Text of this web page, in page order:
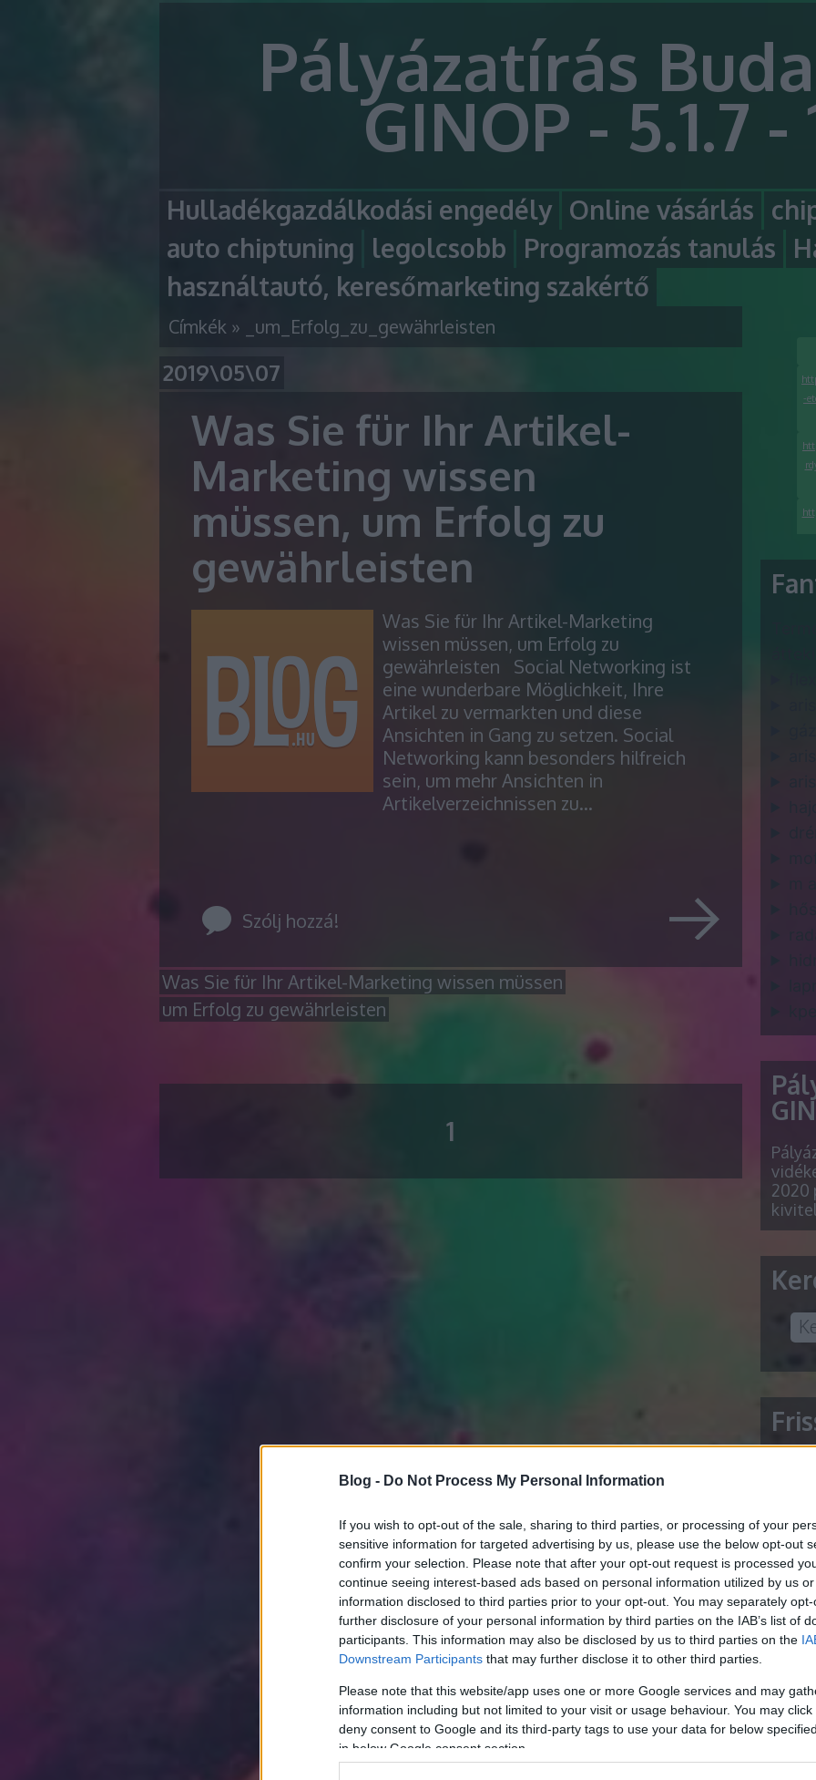
Blog - Do Not Process My Personal Information
If you wish to opt-out of the sale, sharing to third parties, or processing of your
sensitive information for targeted advertising by us, please use the below opt-out
confirm your selection. Please note that after your opt-out request is processed
continue seeing interest-based ads based on personal information utilized by us
information disclosed to third parties prior to your opt-out. You may separately
further disclosure of your personal information by third parties on the IAB’s list of
participants. This information may also be disclosed by us to third parties on the
Downstream Participants that may further disclose it to other third parties.
Please note that this website/app uses one or more Google services and may
information including but not limited to your visit or usage behaviour. You may
deny consent to Google and its third-party tags to use your data for below
in below Google consent section.
Pályázatírás
GINOP - 5.1.7 -
Hulladékgazdálkodási engedély Online vásárlás
auto chiptuning
legolcsobb Programozás tanulás
használtautó, keresőmarketing szakértő
Címkék » _um_Erfolg_zu_gewährleisten
2019\05\07
Was Sie für Ihr Artikel-
Marketing wissen
müssen, um Erfolg zu
gewährleisten
Was Sie für Ihr Artikel-Marketing
wissen müssen, um Erfolg zu
gewährleisten Social Networking ist
eine wunderbare Möglichkeit, Ihre
Artikel zu vermarkten und diese
Ansichten in Gang zu setzen. Social
Networking kann besonders hilfreich
sein, um mehr Ansichten in
Artikelverzeichnissen zu…
Szólj hozzá!
Was Sie für Ihr Artikel-Marketing wissen müssen
um Erfolg zu gewährleisten
1
-
2020
AI
Állítsa
Amit
Amit